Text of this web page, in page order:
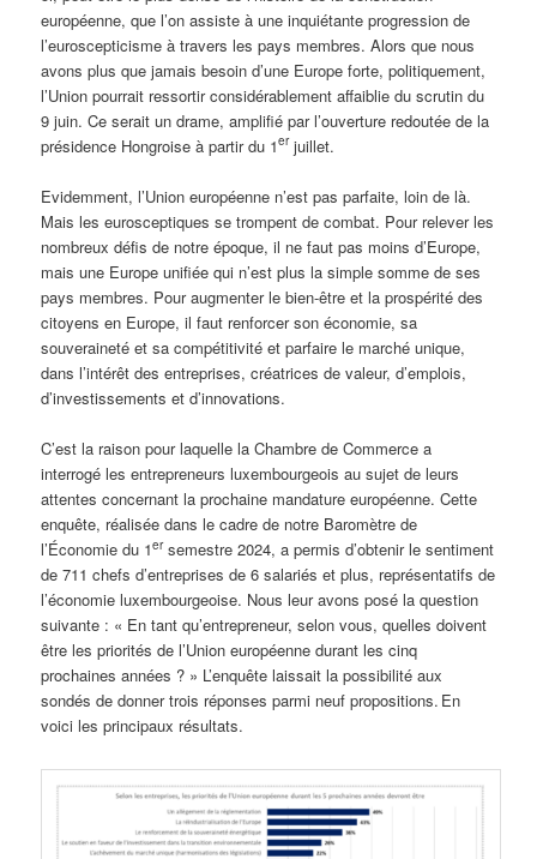
européenne, que l’on assiste à une inquiétante progression de
l’euroscepticisme à travers les pays membres. Alors que nous
avons plus que jamais besoin d’une Europe forte, politiquement,
l’Union pourrait ressortir considérablement affaiblie du scrutin du
9 juin. Ce serait un drame, amplifié par l’ouverture redoutée de la
présidence Hongroise à partir du 1erjuillet.
Evidemment, l’Union européenne n’est pas parfaite, loin de là.
Mais les eurosceptiques se trompent de combat. Pour relever les
nombreux défis de notre époque, il ne faut pas moins d’Europe,
mais une Europe unifiée qui n’est plus la simple somme de ses
pays membres. Pour augmenter le bien-être et la prospérité des
citoyens en Europe, il faut renforcer son économie, sa
souveraineté et sa compétitivité et parfaire le marché unique,
dans l’intérêt des entreprises, créatrices de valeur, d’emplois,
d’investissements et d’innovations.
C’est la raison pour laquelle la Chambre de Commerce a
interrogé les entrepreneurs luxembourgeois au sujet de leurs
attentes concernant la prochaine mandature européenne. Cette
enquête, réalisée dans le cadre de notre Baromètre de
l’Économie du 1ersemestre 2024, a permis d’obtenir le sentiment
de 711 chefs d’entreprises de 6 salariés et plus, représentatifs de
l’économie luxembourgeoise. Nous leur avons posé la question
suivante : « En tant qu’entrepreneur, selon vous, quelles doivent
être les priorités de l’Union européenne durant les cinq
prochaines années ? » L’enquête laissait la possibilité aux
sondés de donner trois réponses parmi neuf propositions. En
voici les principaux résultats.